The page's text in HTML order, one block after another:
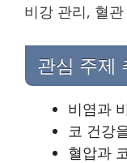
비강 관리, 혈
관심 주제
비염과
코 건강
혈압과